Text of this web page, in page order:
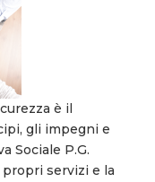
è il
gli impegni e
Sociale P.G.
propri servizi e la